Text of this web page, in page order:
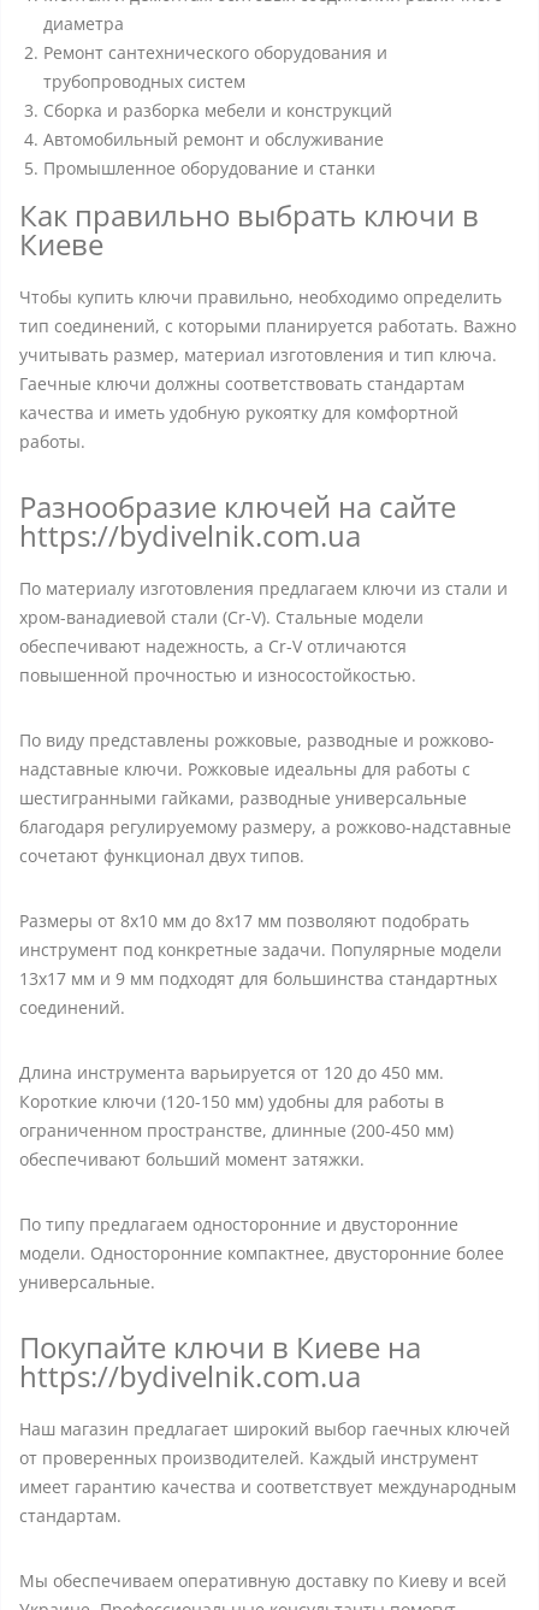
диаметра
Ремонт сантехнического оборудования и
трубопроводных систем
Сборка и разборка мебели и конструкций
Автомобильный ремонт и обслуживание
Промышленное оборудование и станки
Как правильно выбрать ключи в
Киеве
Чтобы купить ключи правильно, необходимо определить
тип соединений, с которыми планируется работать. Важно
учитывать размер, материал изготовления и тип ключа.
Гаечные ключи должны соответствовать стандартам
качества и иметь удобную рукоятку для комфортной
работы.
Разнообразие ключей на сайте
https://bydivelnik.com.ua
По материалу изготовления предлагаем ключи из стали и
хром-ванадиевой стали (Cr-V). Стальные модели
обеспечивают надежность, а Cr-V отличаются
повышенной прочностью и износостойкостью.
По виду представлены рожковые, разводные и рожково-
надставные ключи. Рожковые идеальны для работы с
шестигранными гайками, разводные универсальные
благодаря регулируемому размеру, а рожково-надставные
сочетают функционал двух типов.
Размеры от 8x10 мм до 8x17 мм позволяют подобрать
инструмент под конкретные задачи. Популярные модели
13x17 мм и 9 мм подходят для большинства стандартных
соединений.
Длина инструмента варьируется от 120 до 450 мм.
Короткие ключи (120-150 мм) удобны для работы в
ограниченном пространстве, длинные (200-450 мм)
обеспечивают больший момент затяжки.
По типу предлагаем односторонние и двусторонние
модели. Односторонние компактнее, двусторонние более
универсальные.
Покупайте ключи в Киеве на
https://bydivelnik.com.ua
Наш магазин предлагает широкий выбор гаечных ключей
от проверенных производителей. Каждый инструмент
имеет гарантию качества и соответствует международным
стандартам.
Мы обеспечиваем оперативную доставку по Киеву и всей